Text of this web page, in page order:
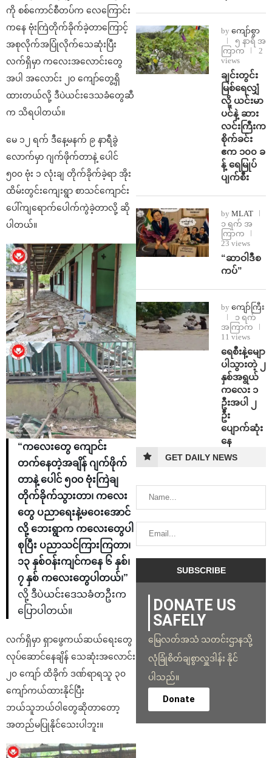
ကို စစ်ကောင်စီတပ်က လေကြောင်း
ကနေ ဗုံးကြဲတိုက်ခိုက်ခဲ့တာကြောင့်
အစုလိုက်အပြုံလိုက်သေဆုံးပြီး
လက်ရှိမှာ ကလေးအလောင်းတွေ
အပါ အလောင်း ၂၀ ကျော်တွေ့ရှိ
ထားတယ်လို့ ဒီပဲယင်းဒေသခံတွေဆီ
က သိရပါတယ်။
မေ ၁၂ ရက် ဒီနေ့မနက် ၉ နာရီခွဲ
လောက်မှာ ဂျက်ဖိုက်တာနဲ့ ပေါင်
၅၀၀ ဗုံး ၁ လုံးချ တိုက်ခိုက်ခဲ့ရာ အိုး
ထိမ်းတွင်းကျေးရွာ စာသင်ကျောင်း
ပေါ်ကျရောက်ပေါက်ကွဲခဲ့တာလို့ ဆို
ပါတယ်။
“ကလေးတွေ ကျောင်း
တက်နေတဲ့အချိန် ဂျက်ဖိုက်
တာနဲ့ ပေါင် ၅၀၀ ဗုံးကြဲချ
တိုက်ခိုက်သွားတာ၊ ကလေး
တွေ ပညာရေးနဲ့မဝေးအောင်
လို့ ဘေးရွာက ကလေးတွေပါ
စုပြီး ပညာသင်ကြားကြတာ၊
၁၃ နှစ်ဝန်းကျင်ကနေ ၆ နှစ်၊
၇ နှစ် ကလေးတွေပါတယ်၊”
လို့ ဒီပဲယင်းဒေသခံတဦးက
ပြောပါတယ်။
လက်ရှိမှာ ရှာဖွေကယ်ဆယ်ရေးတွေ
လုပ်ဆောင်နေချိန် သေဆုံးအလောင်း
၂၀ ကျော် ထိခိုက် ဒဏ်ရာရသူ ၃၀
ကျော်ကယ်ထားနိုင်ပြီး
ဘယ်သူဘယ်ဝါတွေဆိုတာတော့
အတည်မပြုနိုင်သေးပါဘူး။
by ကျော်စွာ
၅ နာရီ အ
ကြာက
2
views
ချင်းတွင်း
မြစ်ရေလျှံ
လို့ ယင်းမာ
ပင်နဲ့ ဆား
လင်းကြီးက
စိုက်ခင်း
ဧက ၁၀၀ ခ
န့် ရေမြုပ်
ပျက်စီး
by MLAT
၁ ရက် အ
ကြာက
23 views
“ဆာဝါဒီစ
ကပ်”
by ကျော်ကြီး
၁ ရက်
အကြာက
11 views
ရေစီးနဲ့မျော
ပါသွားတဲ့ ၂
နှစ်အရွယ်
ကလေး ၁
ဦးအပါ ၂
ဦး
ပျောက်ဆုံး
နေ
GET DAILY NEWS
DONATE US
SAFELY
မြေလတ်အသံ သတင်းဌာနသို့
လုံခြုံစိတ်ချစွာလှူဒါန်း နိုင်
ပါသည်။
Donate